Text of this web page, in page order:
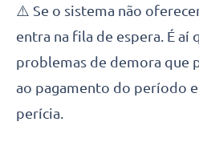
⚠️ Se o sistema não
entra na fila de espera. É aí
problemas de demora que
ao pagamento do período
perícia.